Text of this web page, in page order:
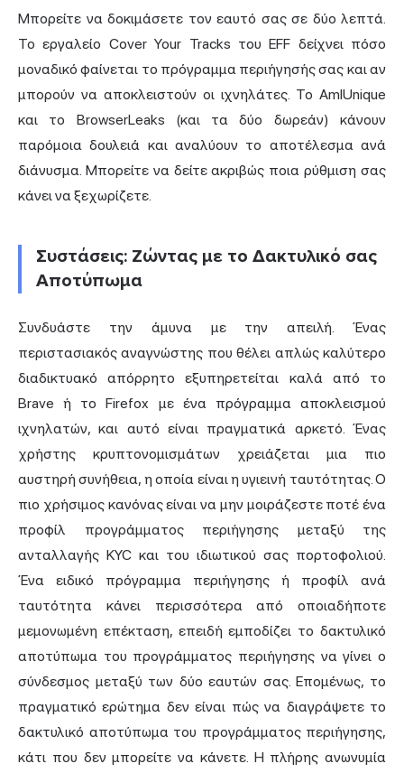
Μπορείτε να δοκιμάσετε τον εαυτό σας σε δύο λεπτά.
Το εργαλείο Cover Your Tracks του EFF δείχνει πόσο
μοναδικό φαίνεται το πρόγραμμα περιήγησής σας και αν
μπορούν να αποκλειστούν οι ιχνηλάτες. Το AmIUnique
και το BrowserLeaks (και τα δύο δωρεάν) κάνουν
παρόμοια δουλειά και αναλύουν το αποτέλεσμα ανά
διάνυσμα. Μπορείτε να δείτε ακριβώς ποια ρύθμιση σας
κάνει να ξεχωρίζετε.
Συστάσεις: Ζώντας με το Δακτυλικό σας
Αποτύπωμα
Συνδυάστε την άμυνα με την απειλή. Ένας
περιστασιακός αναγνώστης που θέλει απλώς καλύτερο
διαδικτυακό απόρρητο εξυπηρετείται καλά από το
Brave ή το Firefox με ένα πρόγραμμα αποκλεισμού
ιχνηλατών, και αυτό είναι πραγματικά αρκετό. Ένας
χρήστης κρυπτονομισμάτων χρειάζεται μια πιο
αυστηρή συνήθεια, η οποία είναι η υγιεινή ταυτότητας. Ο
πιο χρήσιμος κανόνας είναι να μην μοιράζεστε ποτέ ένα
προφίλ προγράμματος περιήγησης μεταξύ της
ανταλλαγής KYC και του ιδιωτικού σας πορτοφολιού.
Ένα ειδικό πρόγραμμα περιήγησης ή προφίλ ανά
ταυτότητα κάνει περισσότερα από οποιαδήποτε
μεμονωμένη επέκταση, επειδή εμποδίζει το δακτυλικό
αποτύπωμα του προγράμματος περιήγησης να γίνει ο
σύνδεσμος μεταξύ των δύο εαυτών σας. Επομένως, το
πραγματικό ερώτημα δεν είναι πώς να διαγράψετε το
δακτυλικό αποτύπωμα του προγράμματος περιήγησης,
κάτι που δεν μπορείτε να κάνετε. Η πλήρης ανωνυμία